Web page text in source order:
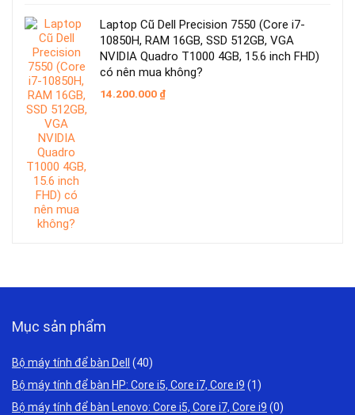
Laptop Cũ Dell Precision 7550 (Core i7-
10850H, RAM 16GB, SSD 512GB, VGA
NVIDIA Quadro T1000 4GB, 15.6 inch FHD)
có nên mua không?
14.200.000 ₫
Mục sản phẩm
Bộ máy tính để bàn Dell
(40)
Bộ máy tính để bàn HP: Core i5, Core i7, Core i9 (1)
Bộ máy tính để bàn Lenovo: Core i5, Core i7, Core i9 (0)